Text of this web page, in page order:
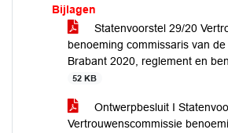
Bijlagen
Statenvoorstel 29/20
benoeming commissaris van
Brabant 2020, reglement en
52 KB
Ontwerpbesluit I
Vertrouwenscommissie